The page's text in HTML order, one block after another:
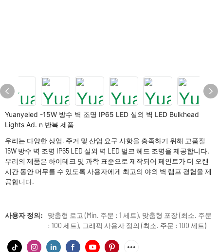
Yuanyeled -15W 방수 벽 조명 IP65 LED 실외 벽 LED Bulkhead
Lights Ad. n 반복 제품
우리는 다양한 상업, 주거 및 산업 요구 사항을 충족하기 위해 고품질
15W 방수 벽 조명 IP65 LED 실외 벽 LED 벌크 헤드 조명을 제공합니다.
우리의 제품은 하이테크 및 과학 표준으로 제작되어 페인트가 더 오랜
시간 동안 머무를 수 있도록 사용자에게 최고의 야외 벽 램프 경험을 제
공합니다.
사용자 정의:
맞춤형 로고 (Min. 주문 : 1 세트), 맞춤형 포장 (최소. 주문
: 100 세트), 그래픽 사용자 정의 (최소. 주문 : 100 세트)